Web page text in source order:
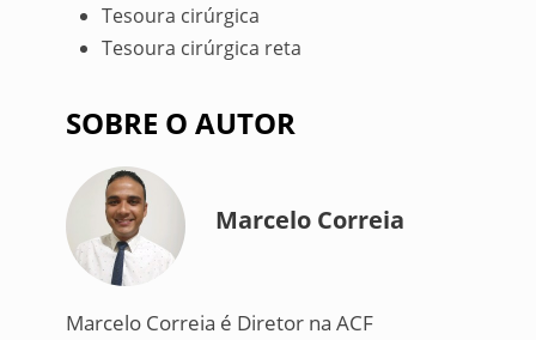
Tesoura cirúrgica
Tesoura cirúrgica reta
SOBRE O AUTOR
Marcelo Correia
Marcelo Correia é Diretor na ACF